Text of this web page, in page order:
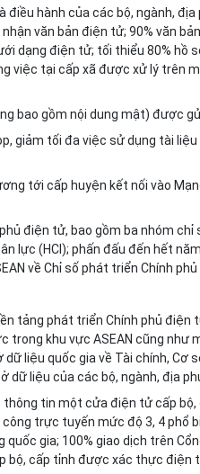
điều hành của các bộ, ngành,
văn bản điện tử; 90% văn
dạng điện tử; tối thiểu 80% hồ
việc tại cấp xã được xử lý trên
bao gồm nội dung mật) được
giảm tối đa việc sử dụng tài
tới cấp huyện kết nối vào
điện tử, bao gồm ba nhóm
lực (HCI); phấn đấu đến hết
về Chỉ số phát triển Chính
tảng phát triển Chính phủ điện
trong khu vực ASEAN cũng như
liệu quốc gia về Tài chính,
dữ liệu của các bộ, ngành, địa
thông tin một cửa điện tử cấp
công trực tuyến mức độ 3, 4 phổ
gia; 100% giao dịch trên
bộ, cấp tỉnh được xác thực điện